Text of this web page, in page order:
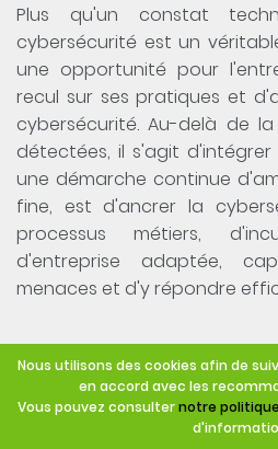
Plus qu'un constat
cybersécurité est un
une opportunité pour
recul sur ses pratiques et
cybersécurité. Au-delà de
détectées, il s'agit
une démarche continue
fine, est d'ancrer la
processus métiers,
d'entreprise adaptée,
menaces et d'y répondre
Abonnez-vous à
Nous utilisons des cookies afin de
en accord avec les
Vous pouvez consulternotre